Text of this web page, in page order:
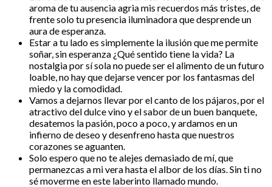
aroma de tu ausencia agria mis recuerdos más tristes, de
frente solo tu presencia iluminadora que desprende un
aura de esperanza.
Estar a tu lado es simplemente la ilusión que me permite
soñar, sin esperanza ¿Qué sentido tiene la vida? La
nostalgia por sí sola no puede ser el alimento de un futuro
loable, no hay que dejarse vencer por los fantasmas del
miedo y la comodidad.
Vamos a dejarnos llevar por el canto de los pájaros, por el
atractivo del dulce vino y el sabor de un buen banquete,
desatemos la pasión, poco a poco, y ardamos en un
infierno de deseo y desenfreno hasta que nuestros
corazones se aguanten.
Solo espero que no te alejes demasiado de mí, que
permanezcas a mi vera hasta el albor de los días. Sin ti no
sé moverme en este laberinto llamado mundo.